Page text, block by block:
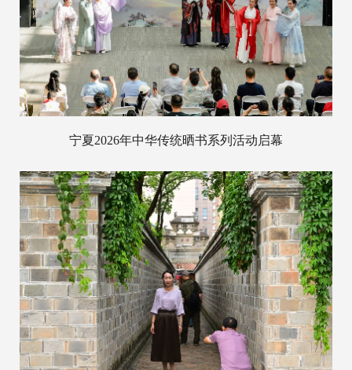
宁夏2026年中华传统晒书系列活动启幕